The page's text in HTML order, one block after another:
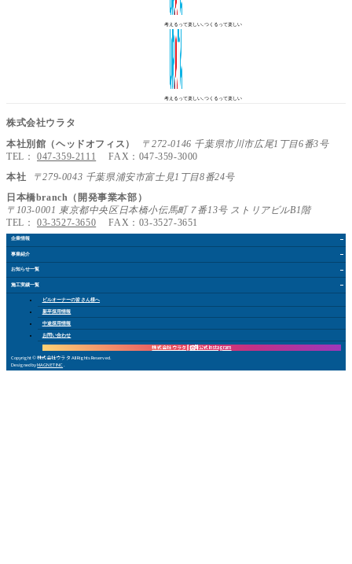
考えるって楽しい､つくるって楽しい
考えるって楽しい､つくるって楽しい
株式会社ウラタ
本社別館（ヘッドオフィス）
〒272-0146 千葉県市川市広尾1丁目6番3号
TEL： 047-359-2111 FAX：047-359-3000
本社
〒279-0043 千葉県浦安市富士見1丁目8番24号
日本橋branch（開発事業本部）
〒103-0001 東京都中央区日本橋小伝馬町７番13号 ストリアビルB1階
TEL： 03-3527-3650 FAX：03-3527-3651
企業情報
事業紹介
お知らせ一覧
施工実績一覧
ビルオーナーの皆さん様へ
新卒採用情報
中途採用情報
お問い合わせ
株式会社 ウラタ 採用公式Instagram
Copyright © 株式会社ウラタ All Rights Reserved.
Designed byMAGNET INC